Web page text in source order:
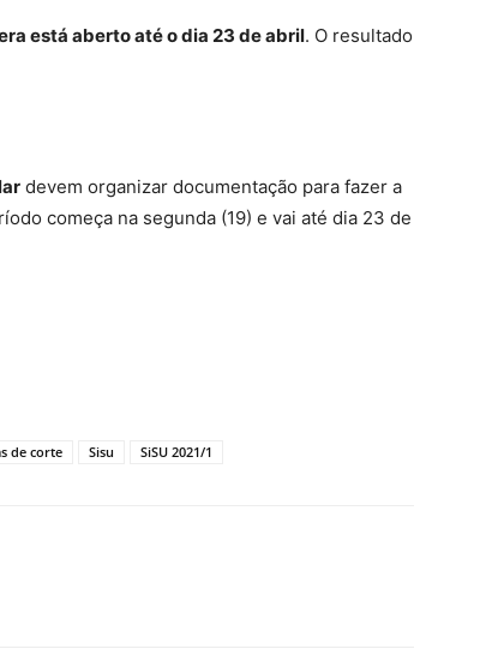
está aberto até o dia 23 de abril. O resultado
devem organizar documentação para fazer a
começa na segunda (19) e vai até dia 23 de
de corte Sisu SiSU 2021/1